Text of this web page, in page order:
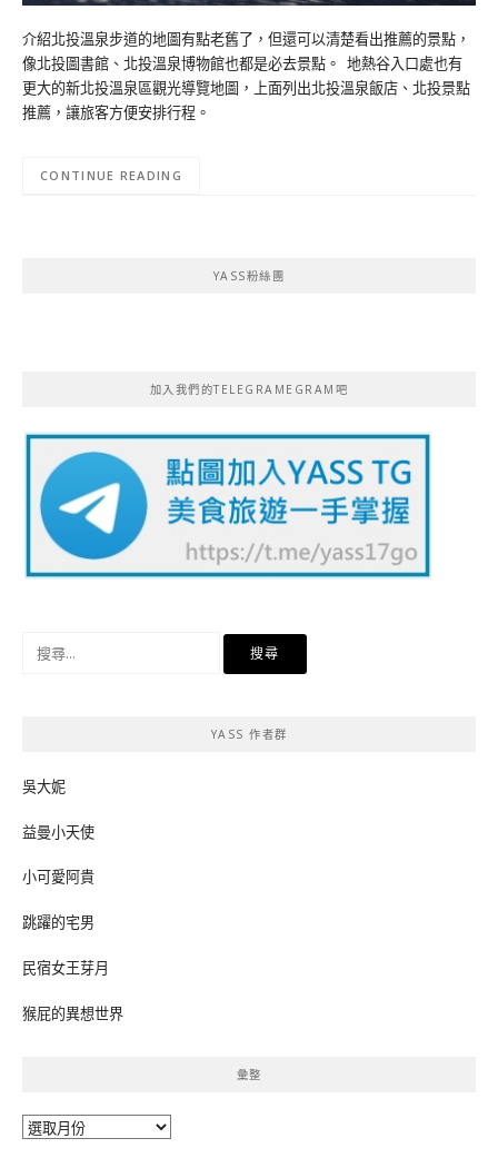
介紹北投溫泉步道的地圖有點老舊了，但還可以清楚看出推薦的景點，
像北投圖書館、北投溫泉博物館也都是必去景點。 地熱谷入口處也有
更大的新北投溫泉區觀光導覽地圖，上面列出北投溫泉飯店、北投景點
推薦，讓旅客方便安排行程。
CONTINUE READING
YASS粉絲團
加入我們的TELEGRAMEGRAM吧
YASS 作者群
吳大妮
益曼小天使
小可愛阿貴
跳躍的宅男
民宿女王芽月
猴屁的異想世界
彙整
彙